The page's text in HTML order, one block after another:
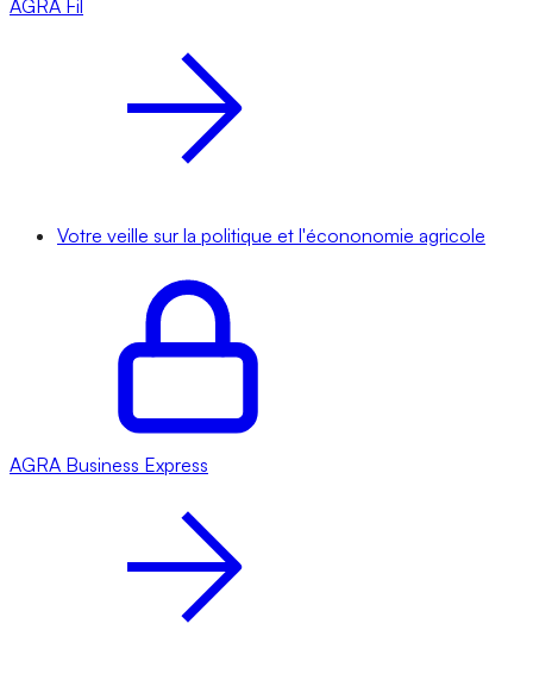
AGRA Fil
Votre veille sur la politique et l'écononomie agricole
AGRA Business Express